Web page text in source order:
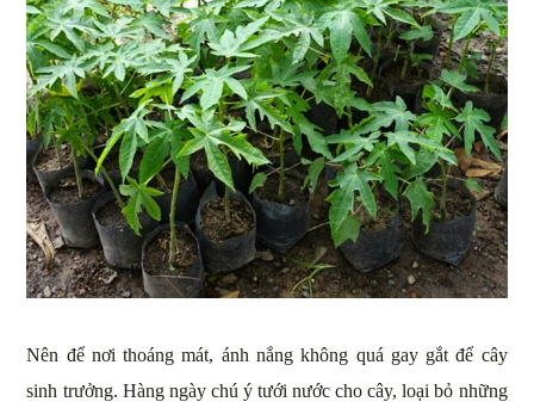
Nên để nơi thoáng mát, ánh nắng không quá gay gắt để cây
sinh trưởng. Hàng ngày chú ý tưới nước cho cây, loại bỏ những